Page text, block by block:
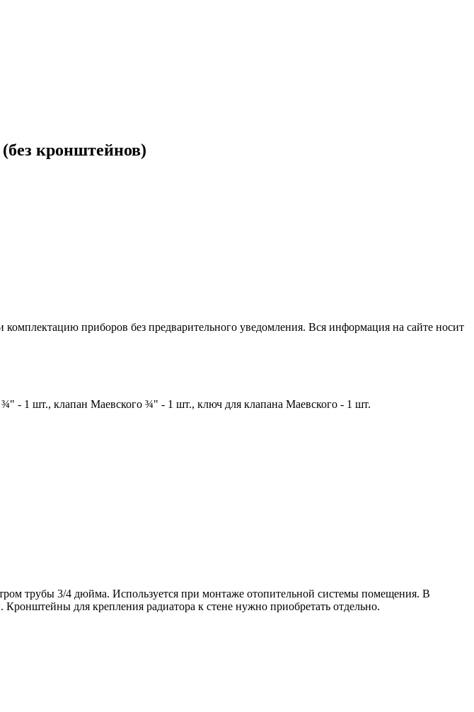
кронштейнов)
приборов без предварительного уведомления. Вся информация на сайте носит
- 1 шт., клапан Маевского ¾" - 1 шт., ключ для клапана Маевского - 1 шт.
трубы 3/4 дюйма. Используется при монтаже отопительной системы помещения. В
для крепления радиатора к стене нужно приобретать отдельно.